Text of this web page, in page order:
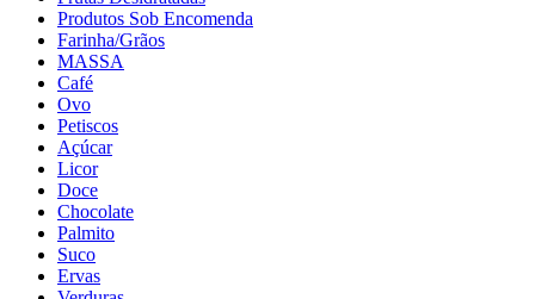
Produtos Sob Encomenda
Farinha/Grãos
MASSA
Café
Ovo
Petiscos
Açúcar
Licor
Doce
Chocolate
Palmito
Suco
Ervas